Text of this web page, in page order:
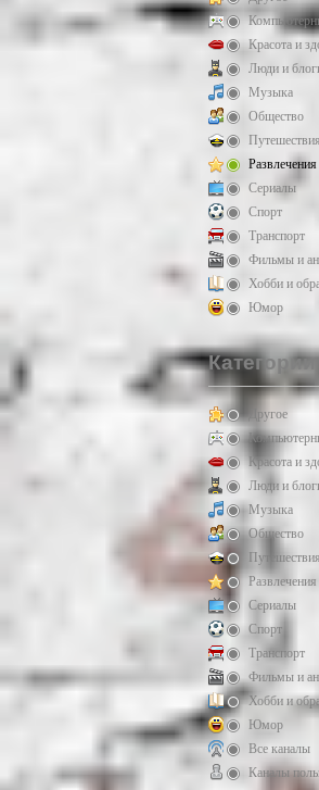
Красота и
Люди и
Музыка
Общество
Развлечения
Сериалы
Спорт
Транспорт
Фильмы и
Хобби и
Юмор
Другое
Красота и
Люди и
Музыка
Общество
Развлечения
Сериалы
Спорт
Транспорт
Фильмы и
Хобби и
Юмор
Все каналы
Каналы